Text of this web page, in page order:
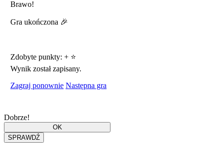
Brawo!
Gra ukończona 🎉
Zdobyte punkty: +⭐
Wynik został zapisany.
Zagraj ponownie Następna gra
Dobrze!